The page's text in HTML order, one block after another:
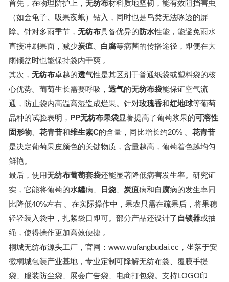
首先，在物理防护上， 无纺布材料质地坚韧，能有效阻挡害虫
（如金龟子、吸果夜蛾）钻入，同时也是鸟类无法啄透的屏
障。针对多雨季节， 无纺布具备优异的防水性能，能避免雨水
直接冲刷果面，减少炭疽 白腐等病菌的传播途径，即便在大
雨倾盆时也能保持袋内干爽 。
其次， 无纺布卓越的透气性是其区别于普通纸袋或塑料袋的核
心优势。葡萄生长需要呼吸， 透气的无纺布袋能保证空气流
通，防止袋内高温高湿造成烂果。针对玫瑰香和红地球等葡萄
品种的试验表明， PP无纺布果袋显著提高了葡萄浆果的可溶性
固形物
花青苷和维生素C的含量，同比增长约20% 。 花青苷
是决定葡萄果皮颜色的关键物质，含量越高，葡萄着色越均匀
鲜艳。
最后，使用无纺布葡萄套袋还能显著降低病害发生率。研究证
实，它能将葡萄的水罐病、 日烧 炭疽病和白腐病的发生率同
比降低40%左右 。在实际操作中，果农只需在疏果后，将果穗
轻轻装入袋中，扎紧袋口即可。部分产品还设计了 自锁器或抽
绳，使得操作更加高效便捷 。
桐城无纺布源头工厂，官网：www.wufangbudai.cc，坐落于安
徽桐城包装产业基地，专业定制可降解无纺布袋、覆膜手提
袋、服装防尘袋、展会广告袋、电商打包袋。支持LOGO印